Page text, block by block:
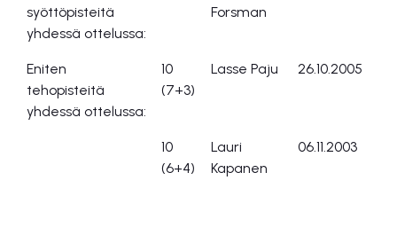
syöttöpisteitä
yhdessä ottelussa:
Forsman
Eniten
tehopisteitä
yhdessä ottelussa:
10
(7+3)
Lasse Paju 26.10.2005
10
(6+4)
Lauri
Kapanen
06.11.2003